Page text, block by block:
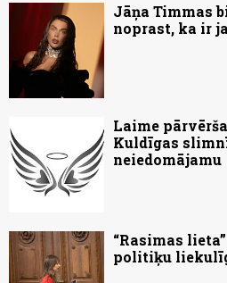
Jāņa Timmas
noprast, ka ir
Laime
Kuldīgas
neiedomājamu
“Rasimas
politiķu